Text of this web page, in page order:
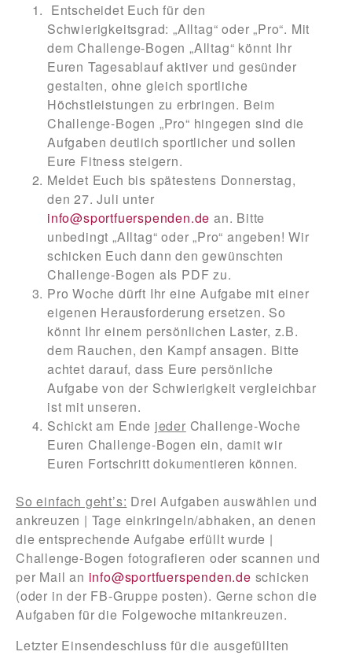
Entscheidet Euch für den
Schwierigkeitsgrad: „Alltag“ oder „Pro“. Mit
dem Challenge-Bogen„Alltag“ könnt Ihr
Euren Tagesablauf aktiver und gesünder
gestalten, ohne gleich sportliche
Höchstleistungen zu erbringen. Beim
Challenge-Bogen „Pro“ hingegen sind die
Aufgaben deutlich sportlicher und sollen
Eure Fitness steigern.
Meldet Euch bis spätestens Donnerstag,
den 27. Juli unter
info@sportfuerspenden.de an. Bitte
unbedingt „Alltag“ oder „Pro“ angeben! Wir
schicken Euch dann den gewünschten
Challenge-Bogen als PDF zu.
Pro Woche dürft Ihr eine Aufgabe mit einer
eigenen Herausforderung ersetzen. So
könnt Ihr einem persönlichen Laster, z.B.
dem Rauchen, den Kampf ansagen. Bitte
achtet darauf, dass Eure persönliche
Aufgabe von der Schwierigkeit vergleichbar
ist mit unseren.
Schickt am Ende jeder Challenge-Woche
Euren Challenge-Bogen ein, damit wir
Euren Fortschritt dokumentieren können.
So einfach geht’s: Drei Aufgaben auswählen und
ankreuzen | Tage einkringeln/abhaken, an denen
die entsprechende Aufgabe erfüllt wurde |
Challenge-Bogen fotografieren oder scannen und
per Mail an info@sportfuerspenden.de schicken
(oder in der FB-Gruppe posten). Gerne schon die
Aufgaben für die Folgewoche mitankreuzen.
Letzter Einsendeschluss für die ausgefüllten